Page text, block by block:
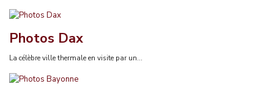
Photos Dax
La célèbre ville thermale en visite par un...